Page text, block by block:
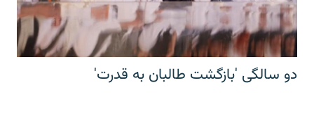
دو سالگی 'بازگشت طالبان به قدرت'